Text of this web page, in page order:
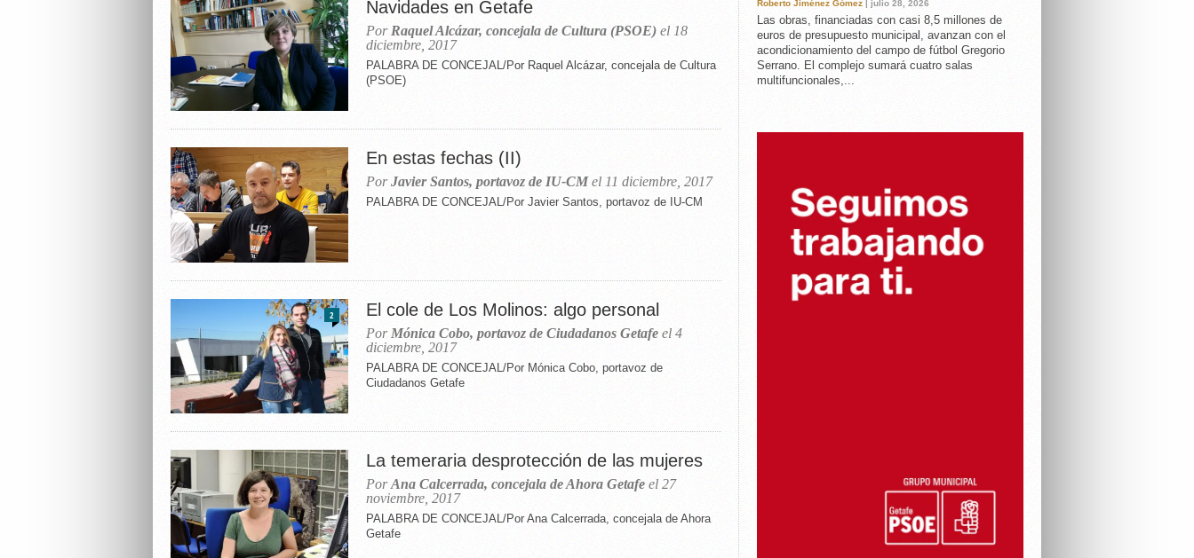
Navidades en Getafe
Por Raquel Alcázar, concejala de Cultura (PSOE) el 18
diciembre, 2017
PALABRA DE CONCEJAL/Por Raquel Alcázar, concejala de Cultura
(PSOE)
En estas fechas (II)
PorJavier Santos, portavoz de IU-CMel 11 diciembre, 2017
PALABRA DE CONCEJAL/Por Javier Santos, portavoz de IU-CM
2 El cole de Los Molinos: algo personal
Por Mónica Cobo, portavoz de Ciudadanos Getafe el 4
diciembre, 2017
PALABRA DE CONCEJAL/Por Mónica Cobo, portavoz de
Ciudadanos Getafe
La temeraria desprotección de las mujeres
PorAna Calcerrada, concejala de Ahora Getafe el 27
noviembre, 2017
PALABRA DE CONCEJAL/Por Ana Calcerrada, concejala de Ahora
Getafe
Roberto Jiménez Gómez | julio 28, 2026
Las obras, financiadas con casi 8,5 millones de
euros de presupuesto municipal, avanzan con el
acondicionamiento del campo de fútbol Gregorio
Serrano. El complejo sumará cuatro salas
multifuncionales,...